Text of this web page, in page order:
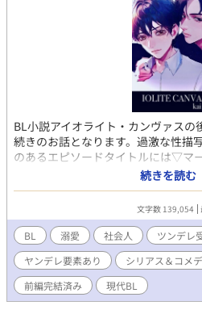
BL小説アイオライト・カンヴァスの
続きのお話となります。過激な性描
のあるエピソードタイトルには▽マ
意下さいませ。 前編はこちら↓ ア
【上】※現代BL
https://www.alphapolis.co.jp/
暴力・傷害etc.過激描写有 R18指定
夕人（ゆうと）23歳 ＊大手文具メー
み）23歳 【これまでのあらすじ】
とになった中学3年の相模夕人（さが
同級生の玖賀速生（くが・はやみ）
しい顔立ちの夕人に、屈託の無い明
続きを読む
文字数 139,054
BL 溺愛 社会人 ツンデレ
ヤンデレ要素あり
シリアス＆コメ
前編完結済み
現代BL